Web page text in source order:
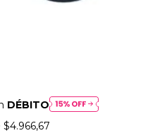
DÉBITO
$4.966,67